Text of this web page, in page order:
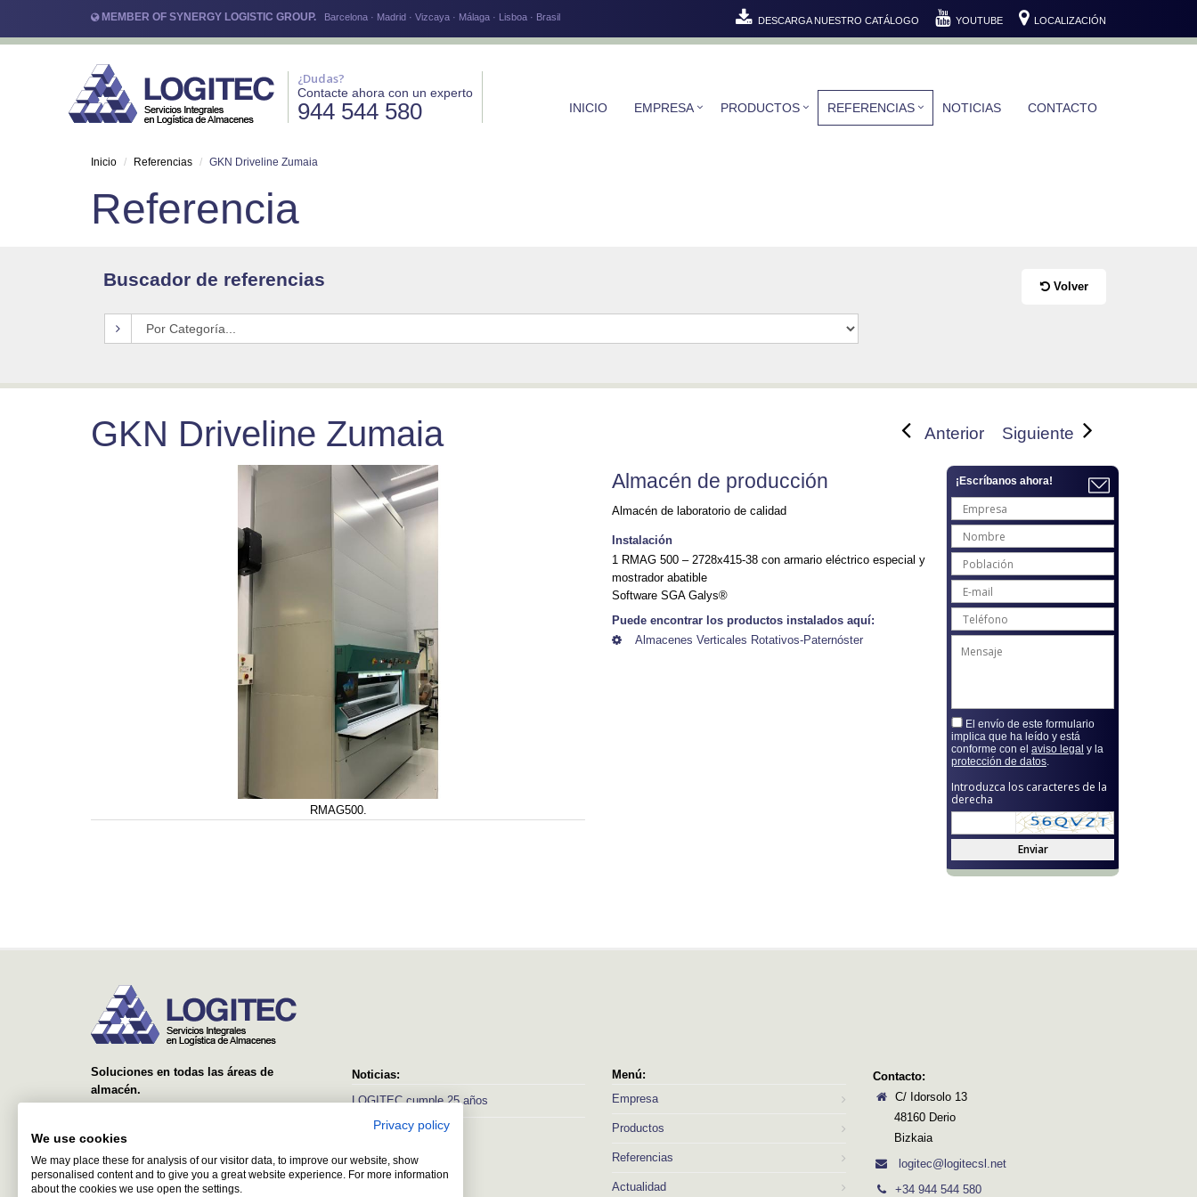
MEMBER OF SYNERGY LOGISTIC GROUP. Barcelona · Madrid · Vizcaya · Málaga · Lisboa · Brasil DESCARGA NUESTRO CATÁLOGO YOUTUBE LOCALIZACIÓN
¿Dudas?
Contacte ahora con un experto
944 544 580 INICIO EMPRESA PRODUCTOS REFERENCIAS NOTICIAS CONTACTO
Inicio Referencias GKN Driveline Zumaia
Referencia
Buscador de referencias Volver
Anterior Siguiente
GKN Driveline Zumaia
RMAG500.
Almacén de producción
Almacén de laboratorio de calidad
Instalación
1 RMAG 500 – 2728x415-38 con armario eléctrico especial y
mostrador abatible
Software SGA Galys®
Puede encontrar los productos instalados aquí:
Almacenes Verticales Rotativos-Paternóster
¡Escríbanos ahora!
El envío de este formulario
implica que ha leído y está
conforme con el aviso legal y la
protección de datos.
Introduzca los caracteres de la
derecha
Enviar
Soluciones en todas las áreas de
almacén.
estanterías, hasta sistemas avanzados con
gestión.
Noticias:
LOGITEC cumple 25 años
Ver más
Menú:
Empresa
Productos
Referencias
Actualidad
Contacto:
C/ Idorsolo 13
48160 Derio
Bizkaia
logitec@logitecsl.net
+34 944 544 580
Privacy policy
We use cookies
We may place these for analysis of our visitor data, to improve our website, show
personalised content and to give you a great website experience. For more information
about the cookies we use open the settings.